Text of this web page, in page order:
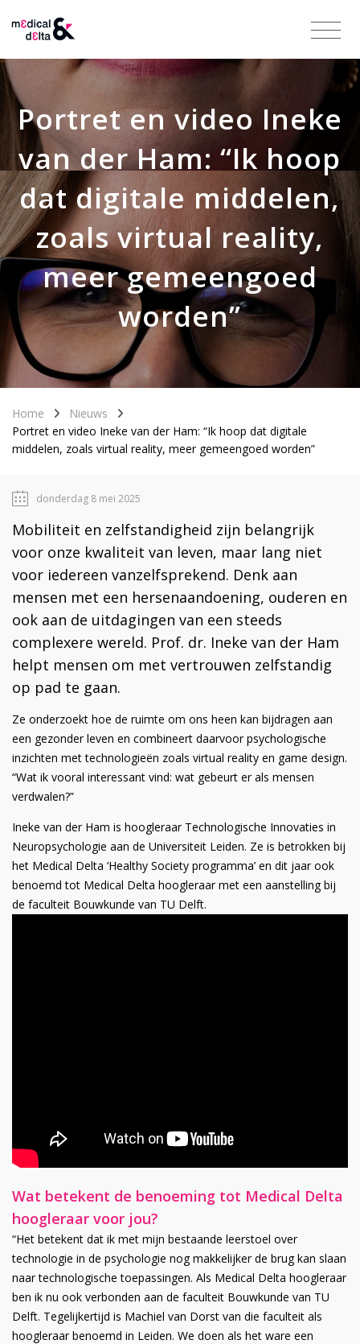
Portret en video Ineke
van der Ham: “Ik hoop
dat digitale middelen,
zoals virtual reality,
meer gemeengoed
worden”
Home
Nieuws
Portret en video Ineke van der Ham: “Ik hoop dat digitale
middelen, zoals virtual reality, meer gemeengoed worden”
donderdag 8 mei 2025
Mobiliteit en zelfstandigheid zijn belangrijk
voor onze kwaliteit van leven, maar lang niet
voor iedereen vanzelfsprekend. Denk aan
mensen met een hersenaandoening, ouderen en
ook aan de uitdagingen van een steeds
complexere wereld. Prof. dr. Ineke van der Ham
helpt mensen om met vertrouwen zelfstandig
op pad te gaan.
Ze onderzoekt hoe de ruimte om ons heen kan bijdragen aan
een gezonder leven en combineert daarvoor psychologische
inzichten met technologieën zoals virtual reality en game design.
“Wat ik vooral interessant vind: wat gebeurt er als mensen
verdwalen?”
Ineke van der Ham is hoogleraar Technologische Innovaties in
Neuropsychologie aan de Universiteit Leiden. Ze is betrokken bij
het Medical Delta ‘Healthy Society programma’ en dit jaar ook
benoemd tot Medical Delta hoogleraar met een aanstelling bij
de faculteit Bouwkunde van TU Delft.
Wat betekent de benoeming tot Medical Delta
hoogleraar voor jou?
“Het betekent dat ik met mijn bestaande leerstoel over
technologie in de psychologie nog makkelijker de brug kan slaan
naar technologische toepassingen. Als Medical Delta hoogleraar
ben ik nu ook verbonden aan de faculteit Bouwkunde van TU
Delft. Tegelijkertijd is Machiel van Dorst van die faculteit als
hoogleraar benoemd in Leiden. We doen als het ware een